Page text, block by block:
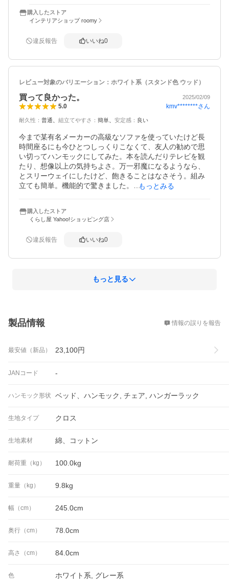
購入したストア
インテリアショップ roomy
違反報告 いいね0
レビュー対象のバリエーション： ホワイト系（スタンド色 ウッド）
買って良かった。 2025/02/09
5.0 kmv********さん
耐久性 ： 普通 組立てやすさ ： 簡単 安定感 ： 良い
今まで某有名メーカーの高級なソファを使っていたけど長
時間座るにも今ひとつしっくりこなくて、友人の勧めで思
い切ってハンモックにしてみた。本を読んだりテレビを観
たり、想像以上の気持ちよさ。万一邪魔になるようなら、
とスリーウェイにしたけど、飽きることはなさそう。組み
立ても簡単。機能的で驚きました。
もっとみる
購入したストア
くらし屋 Yahoo!ショッピング店
違反報告 いいね0
もっと見る
製品情報 情報の誤りを報告
最安値（新品） 23,100円
JANコード -
ハンモック形状 ベッド、ハンモック, チェア, ハンガーラック
生地タイプ クロス
生地素材 綿、コットン
耐荷重（kg） 100.0kg
重量（kg） 9.8kg
幅（cm） 245.0cm
奥行（cm） 78.0cm
高さ（cm） 84.0cm
色 ホワイト系, グレー系